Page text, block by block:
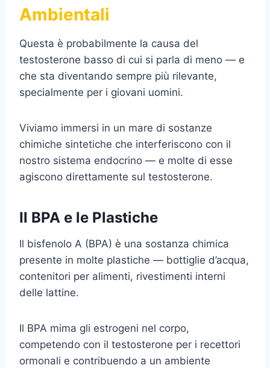
Ambientali
Questa è probabilmente la causa del
testosterone basso di cui si parla di meno — e
che sta diventando sempre più rilevante,
specialmente per i giovani uomini.
Viviamo immersi in un mare di sostanze
chimiche sintetiche che interferiscono con il
nostro sistema endocrino — e molte di esse
agiscono direttamente sul testosterone.
Il BPA e le Plastiche
Il bisfenolo A (BPA) è una sostanza chimica
presente in molte plastiche — bottiglie d’acqua,
contenitori per alimenti, rivestimenti interni
delle lattine.
Il BPA mima gli estrogeni nel corpo,
competendo con il testosterone per i recettori
ormonali e contribuendo a un ambiente